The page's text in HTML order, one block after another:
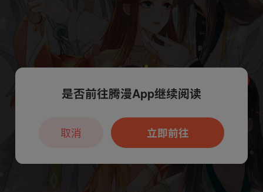
本章节仅支持App阅读，可打开App新用
户7天免费看
是否前往腾漫App继续阅读
立即前往
取消